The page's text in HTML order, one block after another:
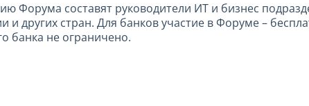
Форума составят руководители ИТ и бизнес
и других стран. Для банков участие в Форуме –
банка не ограничено.